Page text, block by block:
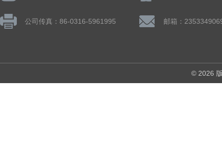
公司传真：86-0316-5961995 邮箱：
© 2026